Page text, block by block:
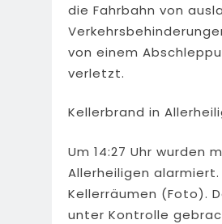
die Fahrbahn von
von einem
verletzt.
Kellerbrand in
Um 14:27 Uhr wurden
Allerheiligen
Kellerräumen (Foto).
unter Kontrolle